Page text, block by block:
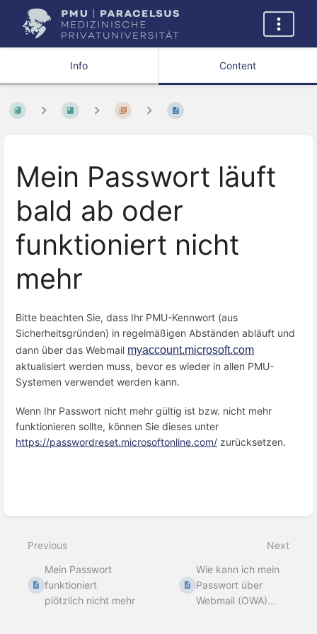
Info Content
Mein Passwort läuft
bald ab oder
funktioniert nicht
mehr
Bitte beachten Sie, dass Ihr PMU-Kennwort (aus
Sicherheitsgründen) in regelmäßigen Abständen abläuft und
dann über das Webmail myaccount.microsoft.com
aktualisiert werden muss, bevor es wieder in allen PMU-
Systemen verwendet werden kann.
Wenn Ihr Passwort nicht mehr gültig ist bzw. nicht mehr
funktionieren sollte, können Sie dieses unter
https://passwordreset.microsoftonline.com/ zurücksetzen.
Previous
Mein Passwort
funktioniert
plötzlich nicht mehr
Next
Wie kann ich mein
Passwort über
Webmail (OWA)...